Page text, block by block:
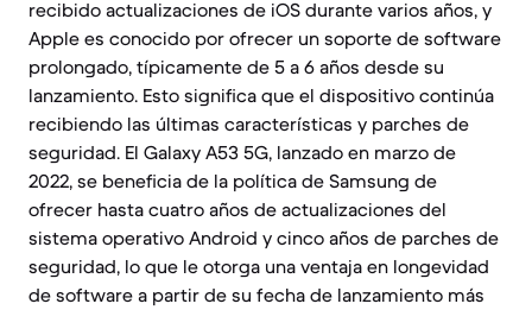
recibido actualizaciones de iOS durante varios años, y
Apple es conocido por ofrecer un soporte de software
prolongado, típicamente de 5 a 6 años desde su
lanzamiento. Esto significa que el dispositivo continúa
recibiendo las últimas características y parches de
seguridad. El Galaxy A53 5G, lanzado en marzo de
2022, se beneficia de la política de Samsung de
ofrecer hasta cuatro años de actualizaciones del
sistema operativo Android y cinco años de parches de
seguridad, lo que le otorga una ventaja en longevidad
de software a partir de su fecha de lanzamiento más